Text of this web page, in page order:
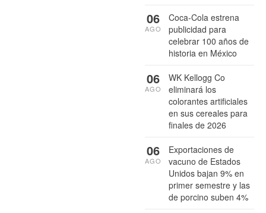
Coca-Cola estrena
publicidad para
celebrar 100 años de
historia en México
06
AGO
WK Kellogg Co
eliminará los
colorantes artificiales
en sus cereales para
finales de 2026
06
AGO
Exportaciones de
vacuno de Estados
Unidos bajan 9% en
primer semestre y las
de porcino suben 4%
06
AGO